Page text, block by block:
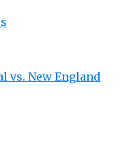
vs. New England